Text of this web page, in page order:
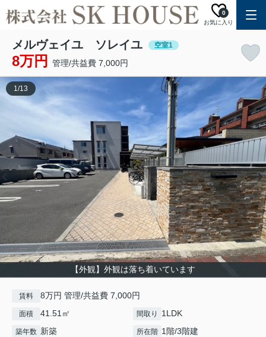
お気に入り
0
メルヴェイユ ソレイユ 空室1
8万円 管理/共益費 7,000円
【外観】外観は落ち着いています
1/13
賃料 8万円 管理/共益費 7,000円
面積 41.51㎡ 間取り 1LDK
築年数 新築 所在階 1階/3階建